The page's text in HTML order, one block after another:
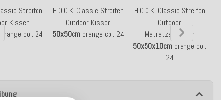
Streifen
Kissen
orange col. 24
H.O.C.K. Classic Streifen
Outdoor Kissen
50x50cmorange col. 24
H.O.C.K. Classic Streifen
Outdoor
Matratzenkissen
50x50x10cm orange col.
24